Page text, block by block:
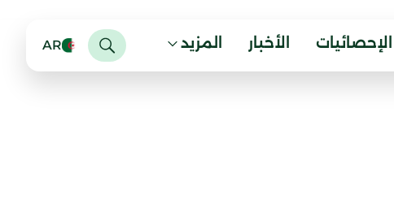
الإحصائيات الأخبار المزيد AR